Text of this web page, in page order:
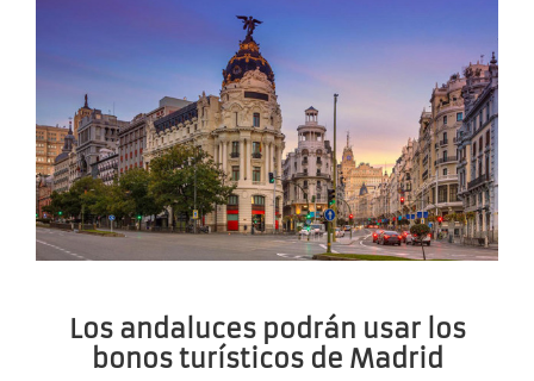
Los andaluces podrán usar los
bonos turísticos de Madrid